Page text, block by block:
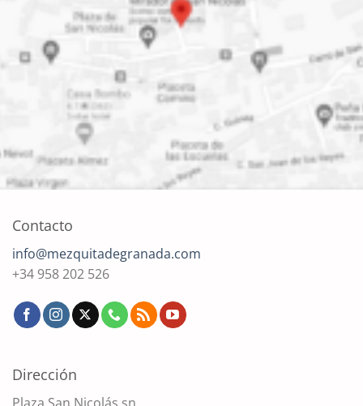
Contacto
info@mezquitadegranada.com
+34 958 202 526
Dirección